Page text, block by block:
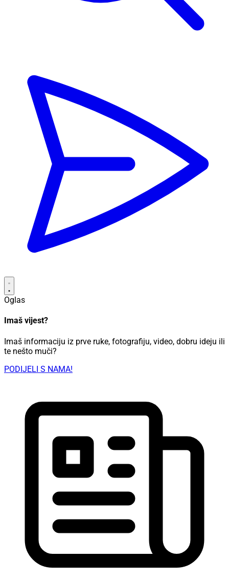
Oglas
Imaš vijest?
Imaš informaciju iz prve ruke, fotografiju, video, dobru ideju ili
te nešto muči?
PODIJELI S NAMA!